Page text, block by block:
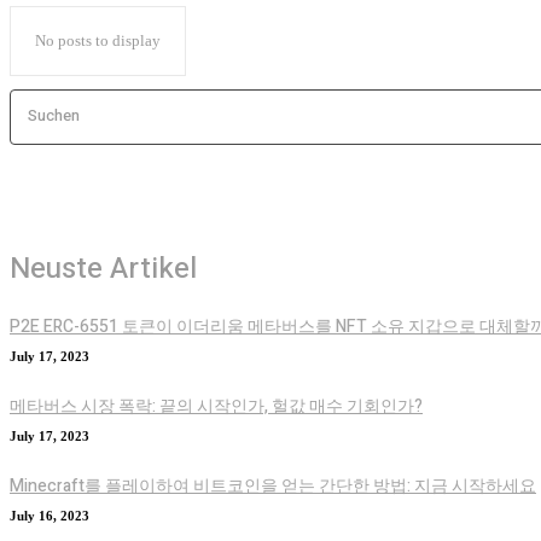
No posts to display
Suchen
Neuste Artikel
P2E ERC-6551 토큰이 이더리움 메타버스를 NFT 소유 지갑으로 대체할
July 17, 2023
메타버스 시장 폭락: 끝의 시작인가, 헐값 매수 기회인가?
July 17, 2023
Minecraft를 플레이하여 비트코인을 얻는 간단한 방법: 지금 시작하세요
July 16, 2023